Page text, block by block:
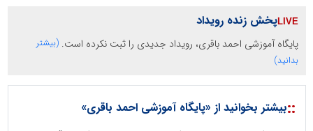
پخش زنده رویداد
پایگاه آموزشی احمد باقری، رویداد جدیدی را ثبت نکرده است. (بیشتر
بدانید)
::بیشتر بخوانید از «پایگاه آموزشی احمد باقری»